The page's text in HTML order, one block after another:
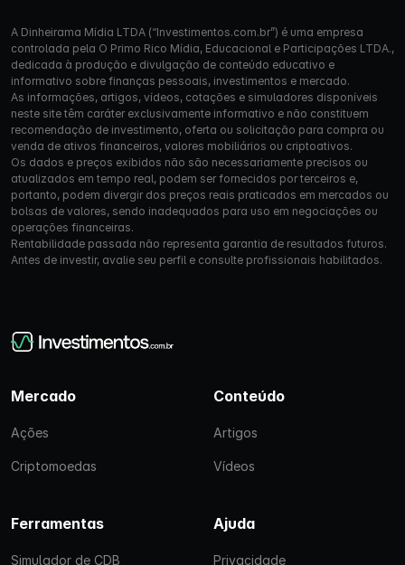
A Dinheirama Mídia LTDA (“Investimentos.com.br”) é uma empresa
controlada pela O Primo Rico Mídia, Educacional e Participações LTDA.,
dedicada à produção e divulgação de conteúdo educativo e
informativo sobre finanças pessoais, investimentos e mercado.
As informações, artigos, vídeos, cotações e simuladores disponíveis
neste site têm caráter exclusivamente informativo e não constituem
recomendação de investimento, oferta ou solicitação para compra ou
venda de ativos financeiros, valores mobiliários ou criptoativos.
Os dados e preços exibidos não são necessariamente precisos ou
atualizados em tempo real, podem ser fornecidos por terceiros e,
portanto, podem divergir dos preços reais praticados em mercados ou
bolsas de valores, sendo inadequados para uso em negociações ou
operações financeiras.
Rentabilidade passada não representa garantia de resultados futuros.
Antes de investir, avalie seu perfil e consulte profissionais habilitados.
Mercado
Ações
Criptomoedas
Conteúdo
Artigos
Vídeos
Ferramentas
Simulador de CDB
Ajuda
Privacidade